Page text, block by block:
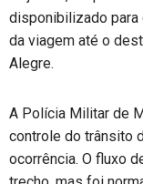
disponibilizado para
da viagem até o
Alegre.
A Polícia Militar de
controle do trânsito
ocorrência. O fluxo